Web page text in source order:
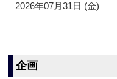
2026年07月31日 (金)
企画